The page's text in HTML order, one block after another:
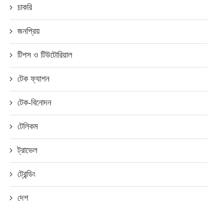
চাকরি
জনপ্রিয়
টিপস ও টিউটোরিয়াল
টেক ফ্যাশন
টেক-বিনোদন
টেলিকম
ট্রাভেল
ট্রেন্ডিং
দেশ